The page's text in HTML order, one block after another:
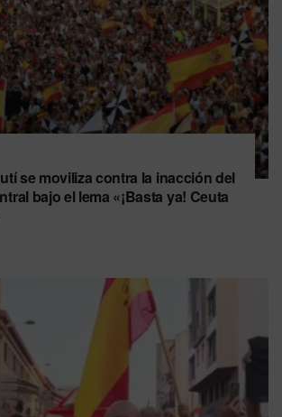
se moviliza contra la inacción del
bajo el lema «¡Basta ya! Ceuta